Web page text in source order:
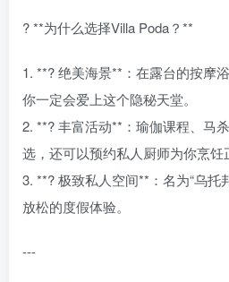
? **为什么选择Villa Poda？**
1. **? 绝美海景**：在露台的按摩
你一定会爱上这个隐秘天堂。
2. **?️ 丰富活动**：瑜伽课程、马
选，还可以预约私人厨师为你烹饪
3. **? 极致私人空间**：名为“乌托
放松的度假体验。
---